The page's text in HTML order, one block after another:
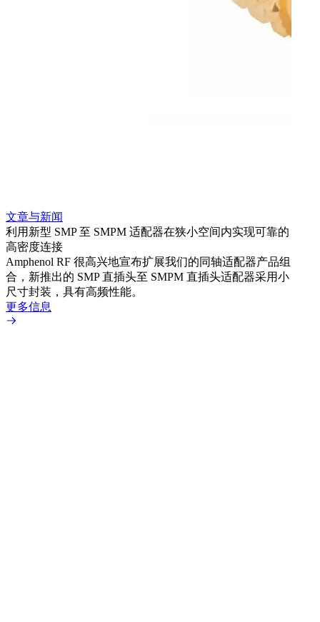
文章与新闻
利用新型 SMP 至 SMPM 适配器在狭小空间内实现可靠的
高密度连接
Amphenol RF 很高兴地宣布扩展我们的同轴适配器产品组
合，新推出的 SMP 直插头至 SMPM 直插头适配器采用小
尺寸封装，具有高频性能。
更多信息